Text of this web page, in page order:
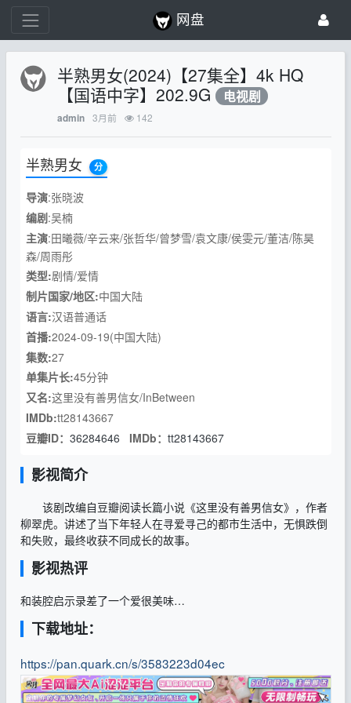
网盘
半熟男女(2024)【27集全】4k HQ
【国语中字】202.9G 电视剧
admin 3月前 142
半熟男女 分
导演:张晓波
编剧:吴楠
主演:田曦薇/辛云来/张哲华/曾梦雪/袁文康/侯雯元/董洁/陈昊
森/周雨彤
类型:剧情/爱情
制片国家/地区:中国大陆
语言:汉语普通话
首播:2024-09-19(中国大陆)
集数:27
单集片长:45分钟
又名:这里没有善男信女/InBetween
IMDb:tt28143667
豆瓣ID： 36284646 IMDb： tt28143667
影视简介
该剧改编自豆瓣阅读长篇小说《这里没有善男信女》，作者
柳翠虎。讲述了当下年轻人在寻爱寻己的都市生活中，无惧跌倒
和失败，最终收获不同成长的故事。
影视热评
和装腔启示录差了一个爱很美味…
下载地址：
https://pan.quark.cn/s/3583223d04ec